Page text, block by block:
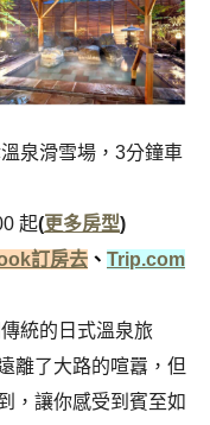
泉滑雪場，3分鐘車
起(更多房型)
訂房去 、 Trip.com
統的日式溫泉旅
離了大路的喧囂，但
，讓你感受到賓至如